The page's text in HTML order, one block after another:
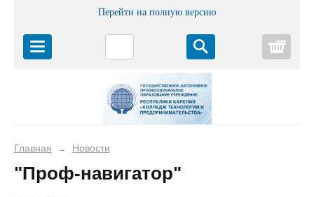
Перейти на полную версию
Главная → Новости
"Проф-навигатор"